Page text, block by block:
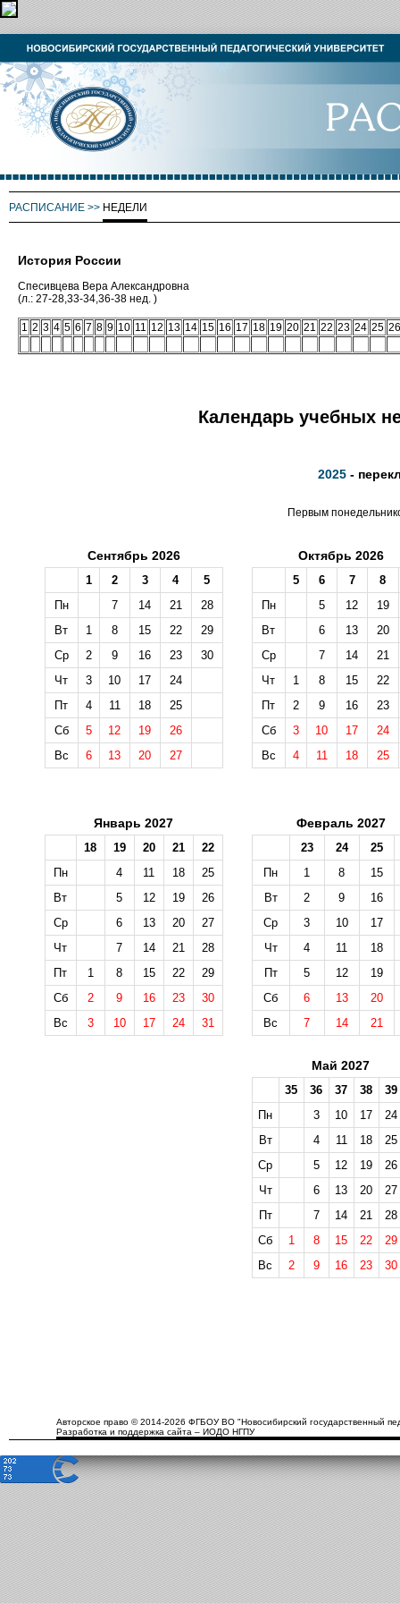
РАСПИСАНИЕ >> НЕДЕЛИ
История России
Спесивцева Вера Александровна
(л.: 27-28,33-34,36-38 нед. )
1 2 3 4 5 6 7 8 9 10 11 12 13 14 15 16 17 18 19 20 21 22 23 24 25 26
Календарь учебных
2025 -
Первым
Сентябрь 2026
1 2 3 4
5
Пн
7 14 21
28
Вт
1 8 15 22
29
Ср
2 9 16 23
30
Чт
3 10 17
24
Пт
4 11 18
25
Сб
5 12 19
26
Вс
6 13 20 27
Октябрь 2026
5 6 7
8
Пн
5 12
19
Вт
6 13
20
Ср
7 14
21
Чт
1 8 15
22
Пт
2 9 16
23
Сб
3 10 17
24
Вс
4 11 18 25
Январь 2027
18 19 20 21
22
Пн
4 11 18
25
Вт
5 12 19
26
Ср
6 13 20
27
Чт
7 14 21
28
Пт
1 8 15 22
29
Сб
2 9 16 23
30
Вс
3 10 17 24 31
Февраль 2027
23 24
25
Пн
1 8
15
Вт
2 9
16
Ср
3 10
17
Чт
4 11
18
Пт
5 12
19
Сб
6 13
20
Вс
7 14 21
Май 2027
35 36 37 38
39
Пн
3 10 17
24
Вт
4 11 18
25
Ср
5 12 19
26
Чт
6 13 20
27
Пт
7 14 21
28
Сб
1 8 15 22
29
Вс
2 9 16 23 30
Авторское право © 2014-2026 ФГБОУ ВО "Новосибирский государственный
Разработка и поддержка сайта – ИОДО НГПУ